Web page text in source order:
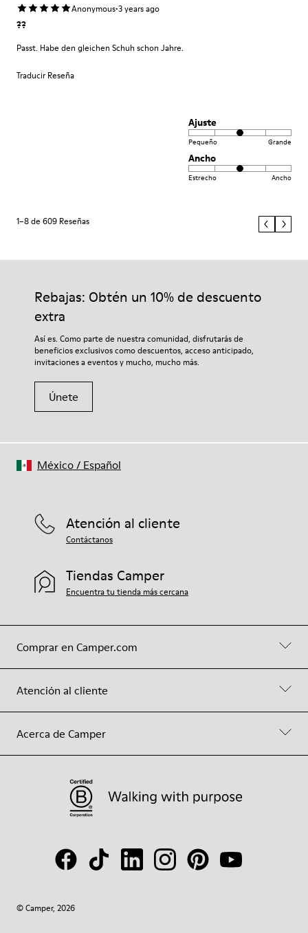
Anonymous·3 years ago
??
Passt. Habe den gleichen Schuh schon Jahre.
Traducir Reseña
Ajuste
Pequeño Grande
Ancho
Estrecho Ancho
1–8 de 609 Reseñas
Rebajas: Obtén un 10% de descuento
extra
Así es. Como parte de nuestra comunidad, disfrutarás de
beneficios exclusivos como descuentos, acceso anticipado,
invitaciones a eventos y mucho, mucho más.
Únete
Comprar en Camper.com
Atención al cliente
Acerca de Camper
Atención al cliente
Contáctanos
Tiendas Camper
Encuentra tu tienda más cercana
© Camper, 2026
México/ Español